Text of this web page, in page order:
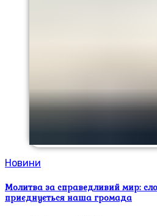
Новини
Молитва за справедливий мир:
приєднується наша громада